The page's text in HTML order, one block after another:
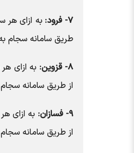
۷- فرود: به ازای
طریق سامانه سجام
۸- قزوین: به ازای
از طریق سامانه
۹- فسازان: به ازای
از طریق سامانه